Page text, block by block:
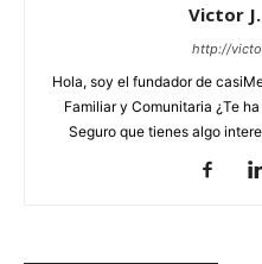
Victor
http://
Hola, soy el fundador de
Familiar y Comunitaria ¿Te
Seguro que tienes algo